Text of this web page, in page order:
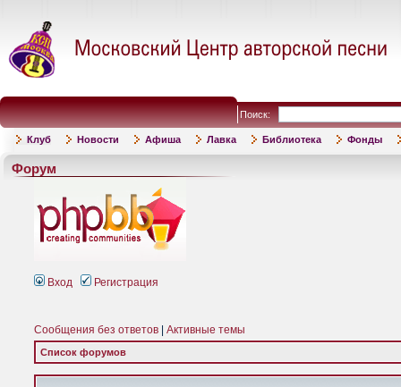
Поиск:
Клуб Новости Афиша Лавка Библиотека Фонды
Форум
Вход Регистрация
Сообщения без ответов Активные темы
Список форумов